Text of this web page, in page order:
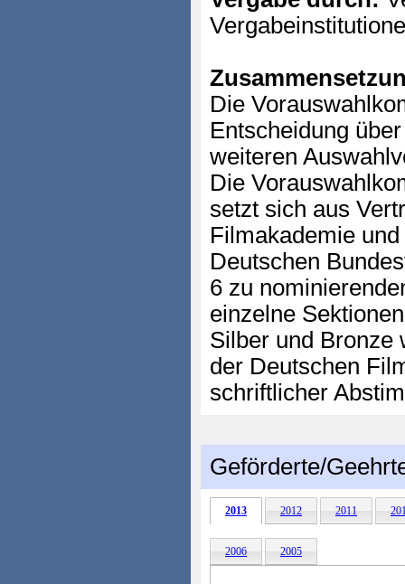
Die
Entscheidung
weiteren
Die
setzt sich aus
Filmakademie
Deutschen
6 zu
einzelne
Silber und Bronze
der Deutschen
schriftlicher
Geförderte/
2013 2012 2011
2006 2005